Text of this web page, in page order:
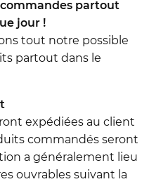
partout
jour !
tout notre possible
partout dans le
expédiées au client
commandés seront
a généralement lieu
ouvrables suivant la